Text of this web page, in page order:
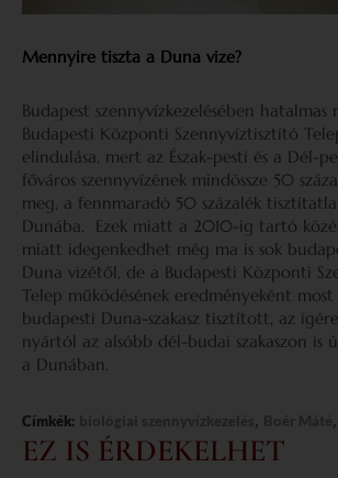
Mennyire tiszta a Duna vize?
Budapest szennyvízkezelésében
Budapesti Központi Szennyvíztisztító
elindulása, mert az Észak-pesti és a Dél-
főváros szennyvízének mindössze 50
meg, a fennmaradó 50 százalék
Dunába. Ezek miatt a 2010-ig tartó
miatt idegenkedhet még ma is sok
Duna vizétől, de a Budapesti Központi
Telep működésének eredményeként
budapesti Duna-szakasz tisztított, az
nyártól az alsóbb dél-budai szakaszon is
a Dunában.
Címkék: , ,
EZ IS ÉRDEKELHET